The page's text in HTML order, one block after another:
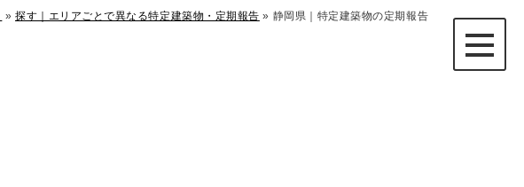
» 探す｜エリアごとで異なる特定建築物・定期報告 » 静岡県｜特定建築物の定期報告